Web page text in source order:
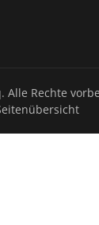
Alle Rechte